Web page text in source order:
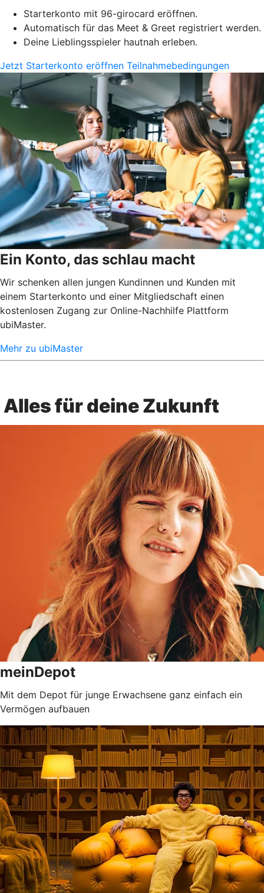
Starterkonto mit 96-girocard eröffnen.
Automatisch für das Meet & Greet registriert werden.
Deine Lieblingsspieler hautnah erleben.
Jetzt Starterkonto eröffnen Teilnahmebedingungen
Ein Konto, das schlau macht
Wir schenken allen jungen Kundinnen und Kunden mit
einem Starterkonto und einer Mitgliedschaft einen
kostenlosen Zugang zur Online-Nachhilfe Plattform
ubiMaster.
Mehr zu ubiMaster
Alles für deine Zukunft
meinDepot
Mit dem Depot für junge Erwachsene ganz einfach ein
Vermögen aufbauen